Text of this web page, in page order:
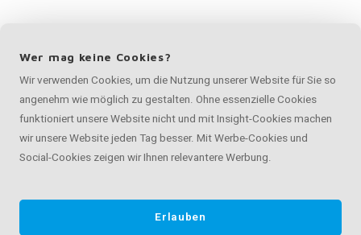
Wer mag keine Cookies?
Wir verwenden Cookies, um die Nutzung unserer Website für Sie so
angenehm wie möglich zu gestalten. Ohne essenzielle Cookies
funktioniert unsere Website nicht und mit Insight-Cookies machen
wir unsere Website jeden Tag besser. Mit Werbe-Cookies und
Social-Cookies zeigen wir Ihnen relevantere Werbung.
Erlauben